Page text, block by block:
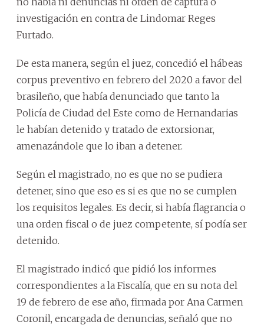
investigación en contra de Lindomar Reges
Furtado.
De esta manera, según el juez, concedió el hábeas
corpus preventivo en febrero del 2020 a favor del
brasileño, que había denunciado que tanto la
Policía de Ciudad del Este como de Hernandarias
le habían detenido y tratado de extorsionar,
amenazándole que lo iban a detener.
Según el magistrado, no es que no se pudiera
detener, sino que eso es si es que no se cumplen
los requisitos legales. Es decir, si había flagrancia o
una orden fiscal o de juez competente, sí podía ser
detenido.
El magistrado indicó que pidió los informes
correspondientes a la Fiscalía, que en su nota del
19 de febrero de ese año, firmada por Ana Carmen
Coronil, encargada de denuncias, señaló que no